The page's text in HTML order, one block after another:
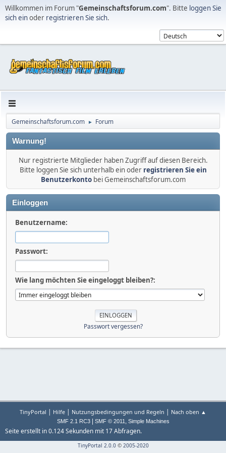
Willkommen im Forum "Gemeinschaftsforum.com". Bitte loggen Sie
sich einoder registrieren Sie sich.
Gemeinschaftsforum.com ► Forum
Warnung!
Nur registrierte Mitglieder haben Zugriff auf diesen Bereich.
Bitte loggen Sie sich unterhalb ein oder registrieren Sie ein
Benutzerkontobei Gemeinschaftsforum.com
Einloggen
Benutzername:
Passwort:
Wie lang möchten Sie eingeloggt bleiben?:
Passwort vergessen?
TinyPortal | Hilfe | Nutzungsbedingungen und Regeln | Nach oben ▲
SMF 2.1 RC3| SMF © 2011, Simple Machines
Seite erstellt in 0.124 Sekunden mit 17 Abfragen.
TinyPortal 2.0.0© 2005-2020